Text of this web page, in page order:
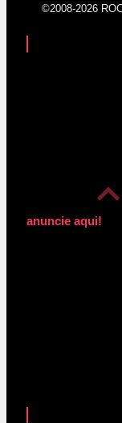
©2008-2026
anuncie aqui!